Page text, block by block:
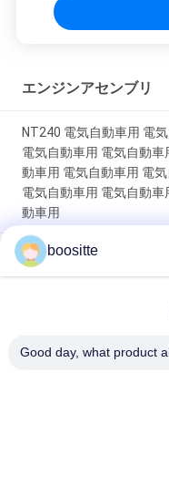
エンジンアセンブリ
NT240 電気自動車用 電
電気自動車用 電気自動
動車用 電気自動車用 電
電気自動車用 電気自動
動車用
CAT製 3605981 C13 デ
業用エンジン
ピストンラインナーキッ
新品で耐久性
boositte
Good day, what product